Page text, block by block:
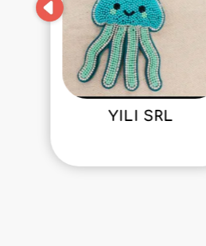
YILI SRL